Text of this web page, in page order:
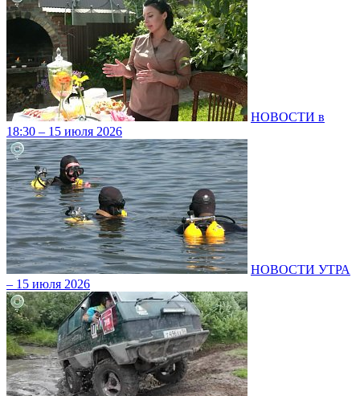
НОВОСТИ в
18:30 – 15 июля 2026
НОВОСТИ УТРА
– 15 июля 2026